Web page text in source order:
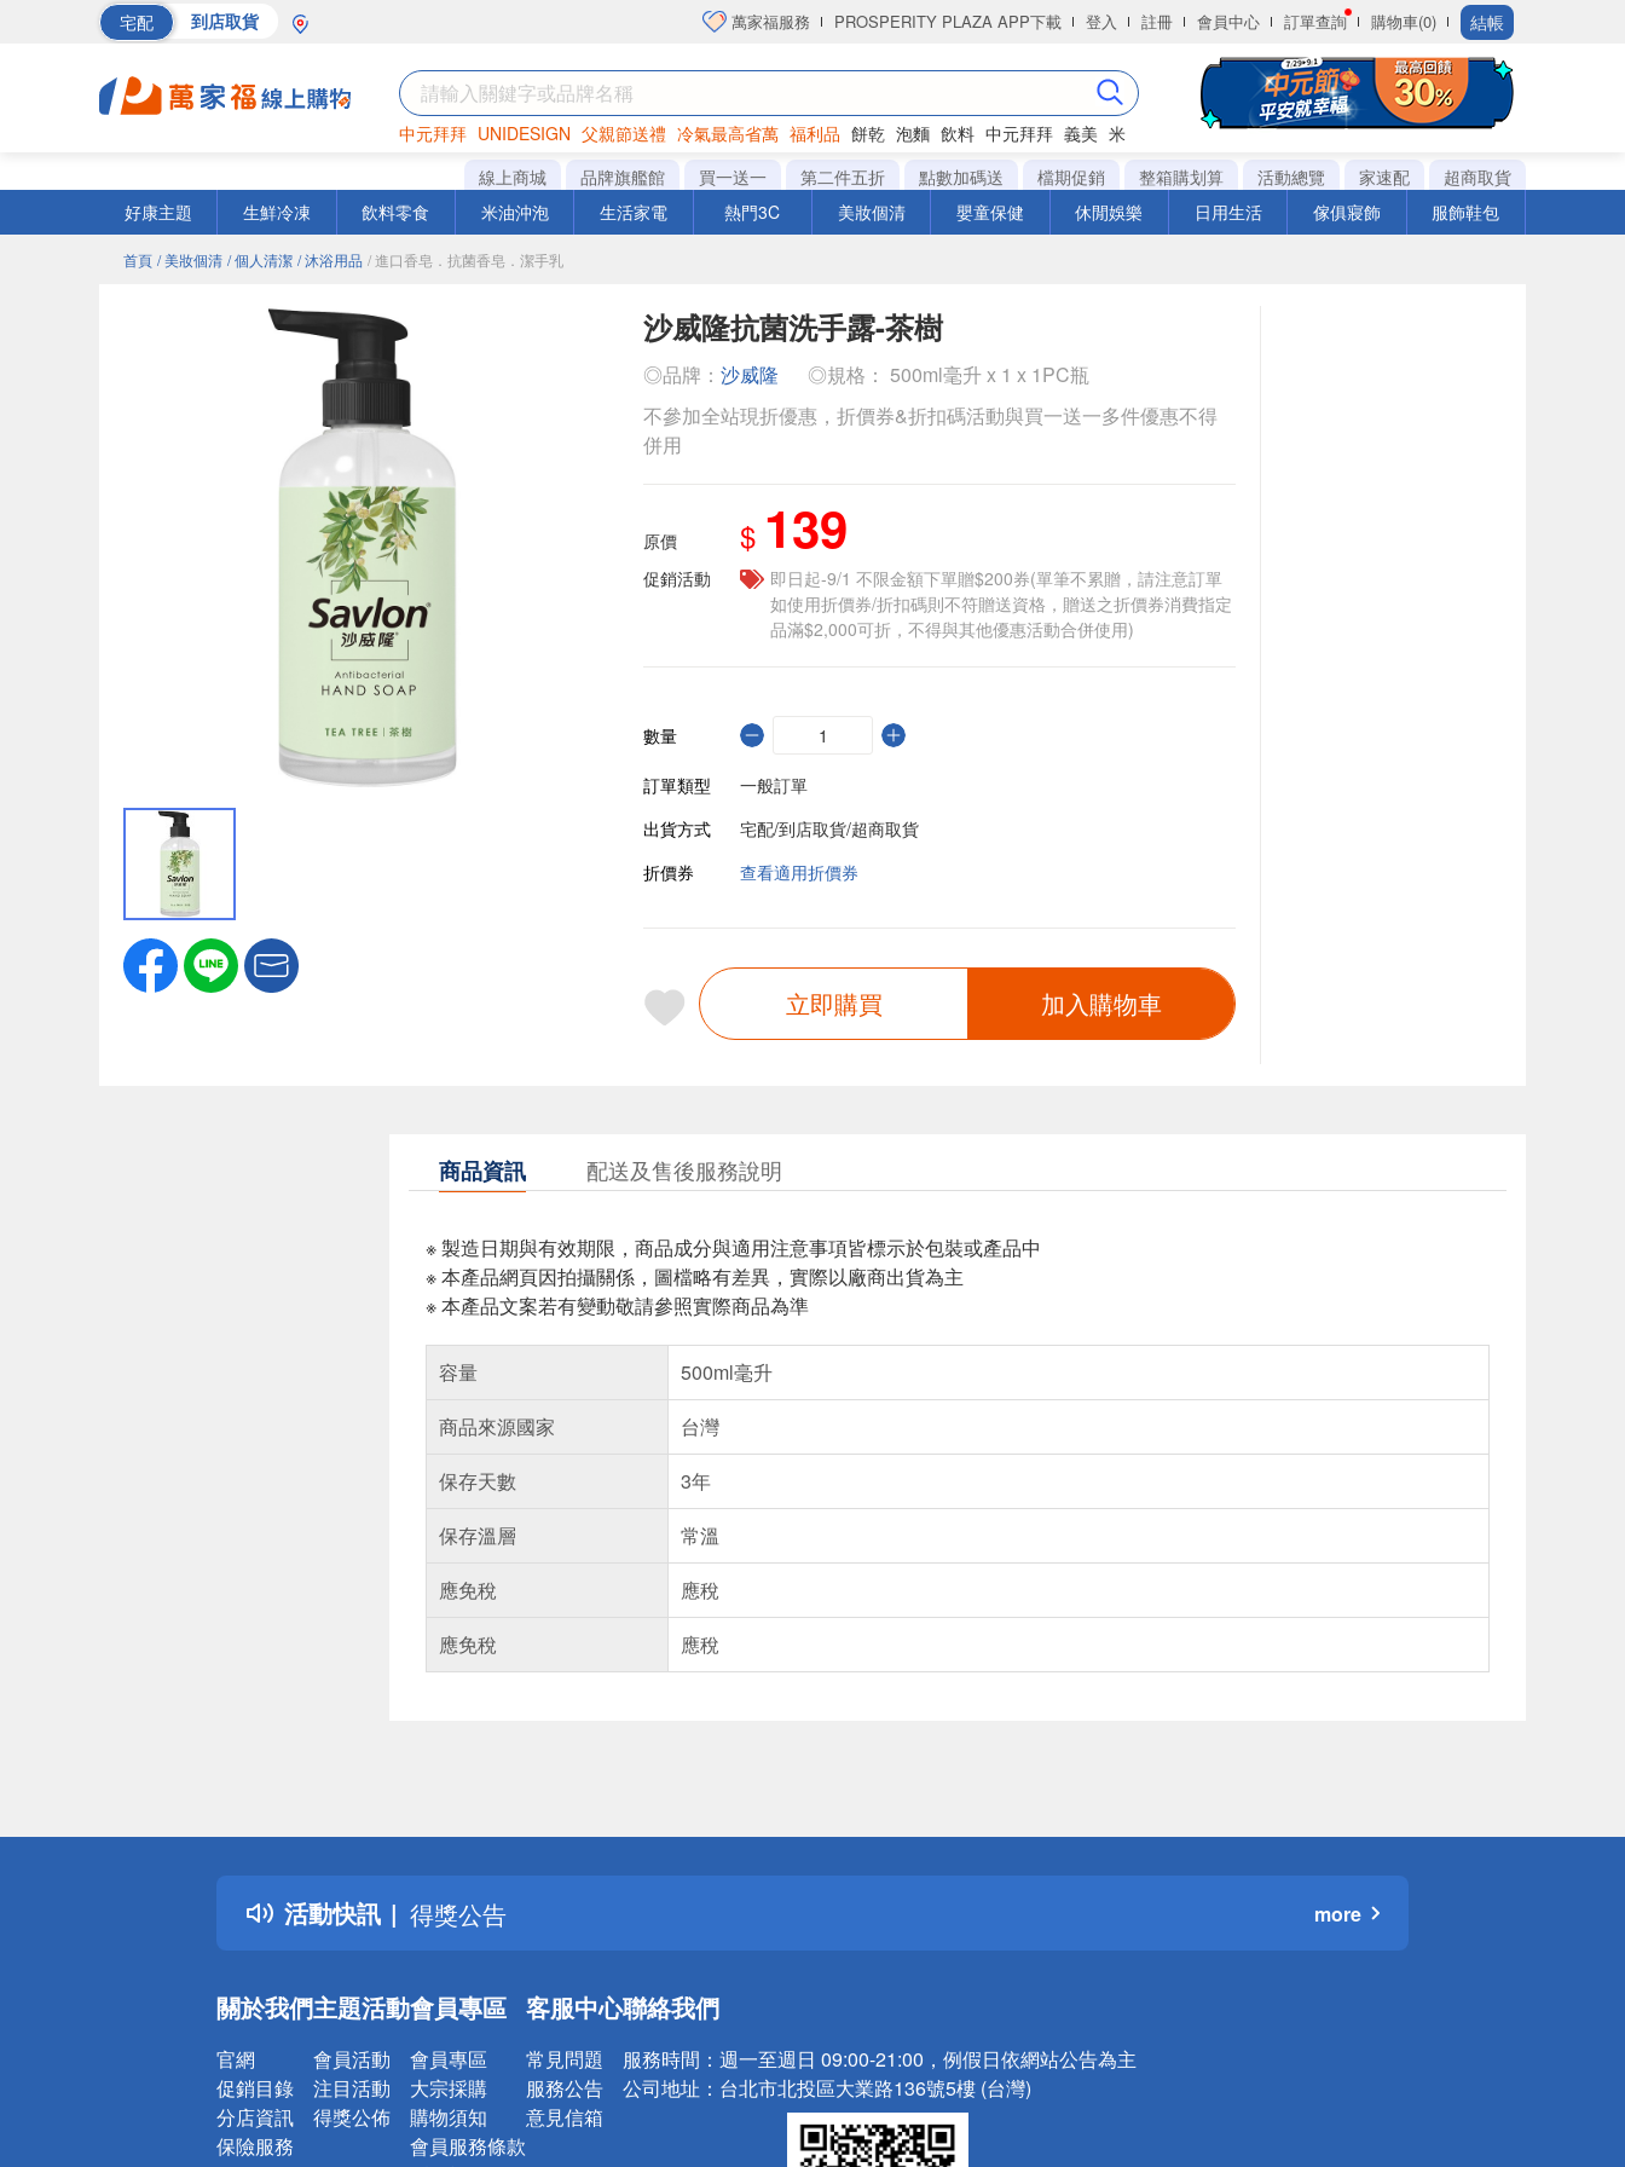
宅配 到店取貨 萬家福服務 PROSPERITY PLAZA APP下載 登入 註冊 會員中心 訂單查詢 購物車(0) 結帳
中元拜拜 UNIDESIGN 父親節送禮 冷氣最高省萬 福利品 餅乾 泡麵 飲料 中元拜拜 義美 米
巧克力 罐頭 衛生紙
線上商城 品牌旗艦館 買一送一 第二件五折 點數加碼送 檔期促銷 整箱購划算 活動總覽 家速配
超商取貨
好康主題
生鮮冷凍 飲料零食 米油沖泡 生活家電 熱門3C 美妝個清 嬰童保健 休閒娛樂 日用生活 傢俱寢飾 服飾鞋包
首頁 / 美妝個清 / 個人清潔 / 沐浴用品 / 進口香皂．抗菌香皂．潔手乳
沙威隆抗菌洗手露-茶樹
◎品牌： 沙威隆
◎規格： 500ml毫升 x 1 x 1PC瓶
不參加全站現折優惠，折價券&折扣碼活動與買一送一多件優惠不得
併用
原價 $ 139
促銷活動
即日起-9/1 不限金額下單贈$200券(單筆不累贈，請注意訂單
如使用折價券/折扣碼則不符贈送資格，贈送之折價券消費指定
品滿$2,000可折，不得與其他優惠活動合併使用)
數量
訂單類型
一般訂單
出貨方式
宅配/到店取貨/超商取貨
折價券
查看適用折價券
立即購買 加入購物車
商品資訊 配送及售後服務說明
※ 製造日期與有效期限，商品成分與適用注意事項皆標示於包裝或產品中
※ 本產品網頁因拍攝關係，圖檔略有差異，實際以廠商出貨為主
※ 本產品文案若有變動敬請參照實際商品為準
容量
500ml毫升
商品來源國家
台灣
保存天數
3年
保存溫層
常溫
應免稅
應稅
應免稅
應稅
活動快訊
詐騙網頁！請小心！
得獎公告
熱門話題
銀行優惠
詐騙網頁！請小心！
more
關於我們
官網
促銷目錄
分店資訊
保險服務
主題活動
會員活動
注目活動
得獎公佈
會員專區
會員專區
大宗採購
購物須知
會員服務條款
客服中心
常見問題
服務公告
意見信箱
聯絡我們
服務時間： 週一至週日 09:00-21:00，例假日依網站公告為主
公司地址： 台北市北投區大業路136號5樓 (台灣)